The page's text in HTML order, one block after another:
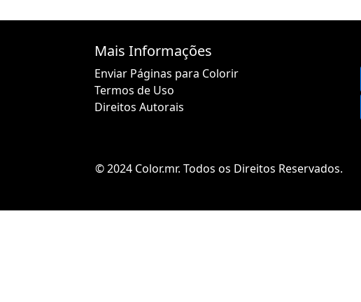
Mais Informações
Enviar Páginas para Colorir
Termos de Uso
Direitos Autorais
© 2024 Color.mr. Todos os Direitos Reservados.